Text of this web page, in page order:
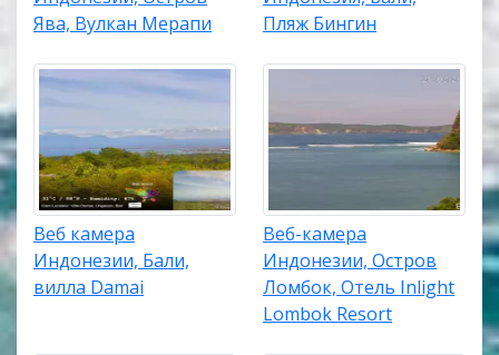
Ява, Вулкан Мерапи
Пляж Бингин
Веб камера
Индонезии, Бали,
вилла Damai
Веб-камера
Индонезии, Остров
Ломбок, Отель Inlight
Lombok Resort